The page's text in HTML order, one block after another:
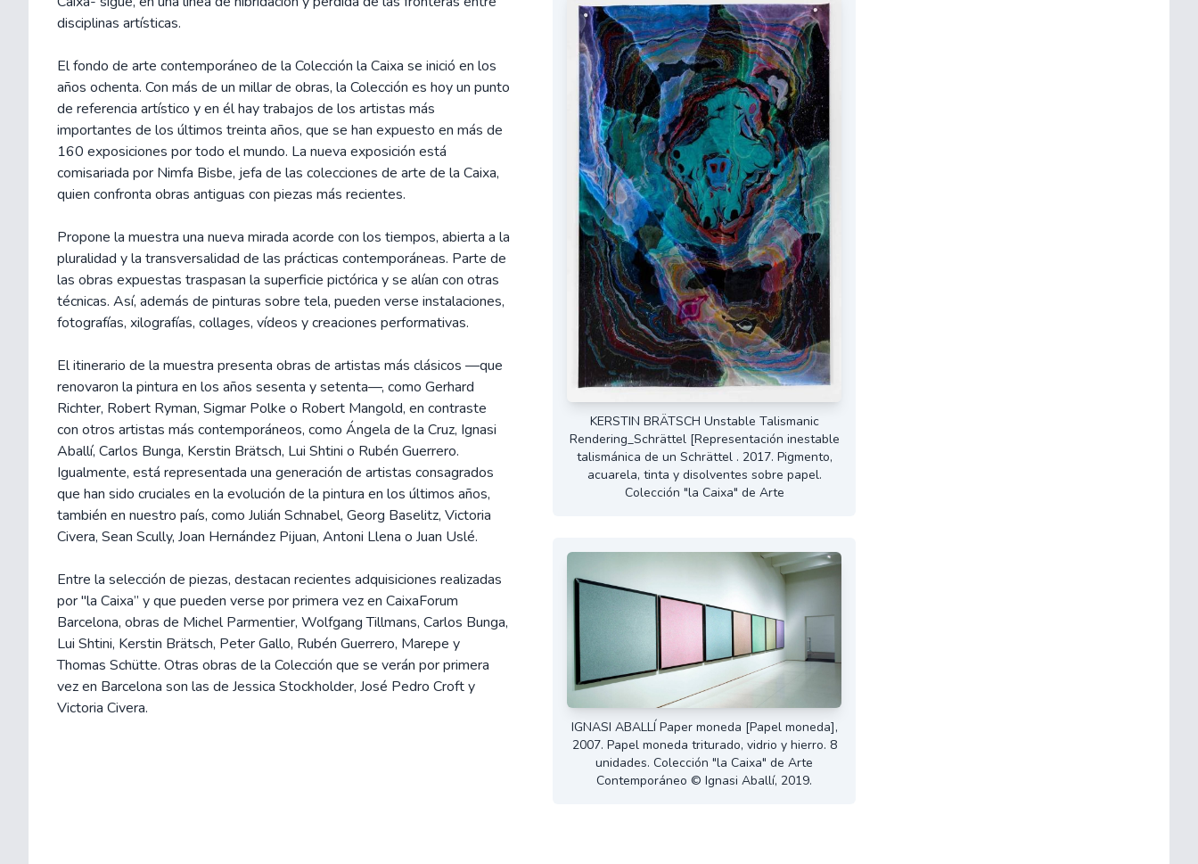
disciplinas artísticas.
El fondo de arte contemporáneo de la Colección la Caixa se inició en los
años ochenta. Con más de un millar de obras, la Colección es hoy un punto
de referencia artístico y en él hay trabajos de los artistas más
importantes de los últimos treinta años, que se han expuesto en más de
160 exposiciones por todo el mundo. La nueva exposición está
comisariada por Nimfa Bisbe, jefa de las colecciones de arte de la Caixa,
quien confronta obras antiguas con piezas más recientes.
Propone la muestra una nueva mirada acorde con los tiempos, abierta a la
pluralidad y la transversalidad de las prácticas contemporáneas. Parte de
las obras expuestas traspasan la superficie pictórica y se alían con otras
técnicas. Así, además de pinturas sobre tela, pueden verse instalaciones,
fotografías, xilografías, collages, vídeos y creaciones performativas.
El itinerario de la muestra presenta obras de artistas más clásicos —que
renovaron la pintura en los años sesenta y setenta—, como Gerhard
Richter, Robert Ryman, Sigmar Polke o Robert Mangold, en contraste
con otros artistas más contemporáneos, como Ángela de la Cruz, Ignasi
Aballí, Carlos Bunga, Kerstin Brätsch, Lui Shtini o Rubén Guerrero.
Igualmente, está representada una generación de artistas consagrados
que han sido cruciales en la evolución de la pintura en los últimos años,
también en nuestro país, como Julián Schnabel, Georg Baselitz, Victoria
Civera, Sean Scully, Joan Hernández Pijuan, Antoni Llena o Juan Uslé.
Entre la selección de piezas, destacan recientes adquisiciones realizadas
por "la Caixa” y que pueden verse por primera vez en CaixaForum
Barcelona, obras de Michel Parmentier, Wolfgang Tillmans, Carlos Bunga,
Lui Shtini, Kerstin Brätsch, Peter Gallo, Rubén Guerrero, Marepe y
Thomas Schütte. Otras obras de la Colección que se verán por primera
vez en Barcelona son las de Jessica Stockholder, José Pedro Croft y
Victoria Civera.
KERSTIN BRÄTSCH Unstable Talismanic
Rendering_Schrättel [Representación inestable
talismánica de un Schrättel . 2017. Pigmento,
acuarela, tinta y disolventes sobre papel.
Colección "la Caixa" de Arte
IGNASI ABALLÍ Paper moneda [Papel moneda],
2007. Papel moneda triturado, vidrio y hierro. 8
unidades. Colección "la Caixa" de Arte
Contemporáneo © Ignasi Aballí, 2019.